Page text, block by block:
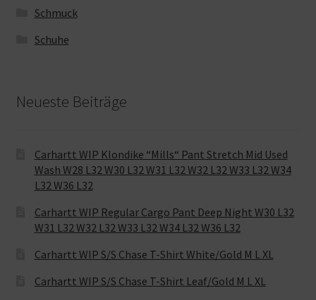
Schmuck
Schuhe
Neueste Beiträge
Carhartt WIP Klondike “Mills“ Pant Stretch Mid Used
Wash W28 L32 W30 L32 W31 L32 W32 L32 W33 L32 W34
L32 W36 L32
Carhartt WIP Regular Cargo Pant Deep Night W30 L32
W31 L32 W32 L32 W33 L32 W34 L32 W36 L32
Carhartt WIP S/S Chase T-Shirt White/Gold M L XL
Carhartt WIP S/S Chase T-Shirt Leaf/Gold M L XL